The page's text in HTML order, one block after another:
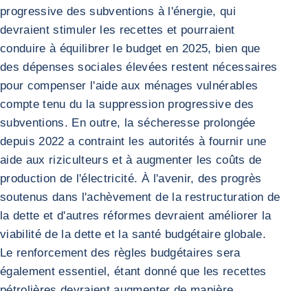
progressive des subventions à l'énergie, qui
devraient stimuler les recettes et pourraient
conduire à équilibrer le budget en 2025, bien que
des dépenses sociales élevées restent nécessaires
pour compenser l'aide aux ménages vulnérables
compte tenu du la suppression progressive des
subventions. En outre, la sécheresse prolongée
depuis 2022 a contraint les autorités à fournir une
aide aux riziculteurs et à augmenter les coûts de
production de l'électricité. À l'avenir, des progrès
soutenus dans l'achèvement de la restructuration de
la dette et d'autres réformes devraient améliorer la
viabilité de la dette et la santé budgétaire globale.
Le renforcement des règles budgétaires sera
également essentiel, étant donné que les recettes